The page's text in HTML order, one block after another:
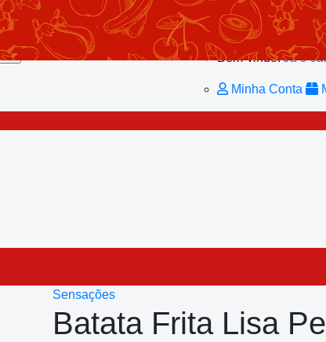
Repetir Pedido
Minha Conta
Bem-vindo!Já é
Minha Conta
Sensações
Batata Frita Lisa